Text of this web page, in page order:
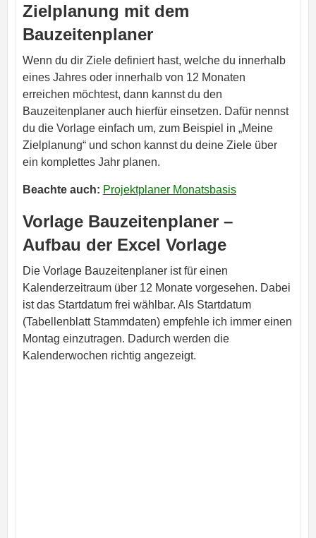
Zielplanung mit dem
Bauzeitenplaner
Wenn du dir Ziele definiert hast, welche du innerhalb
eines Jahres oder innerhalb von 12 Monaten
erreichen möchtest, dann kannst du den
Bauzeitenplaner auch hierfür einsetzen. Dafür nennst
du die Vorlage einfach um, zum Beispiel in „Meine
Zielplanung“ und schon kannst du deine Ziele über
ein komplettes Jahr planen.
Beachte auch: Projektplaner Monatsbasis
Vorlage Bauzeitenplaner –
Aufbau der Excel Vorlage
Die Vorlage Bauzeitenplaner ist für einen
Kalenderzeitraum über 12 Monate vorgesehen. Dabei
ist das Startdatum frei wählbar. Als Startdatum
(Tabellenblatt Stammdaten) empfehle ich immer einen
Montag einzutragen. Dadurch werden die
Kalenderwochen richtig angezeigt.